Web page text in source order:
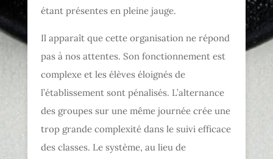
étant présentes en pleine jauge.
Il apparaît que cette organisation ne répond
pas à nos attentes. Son fonctionnement est
complexe et les élèves éloignés de
l’établissement sont pénalisés. L’alternance
des groupes sur une même journée crée une
trop grande complexité dans le suivi efficace
des classes. Le système, au lieu de